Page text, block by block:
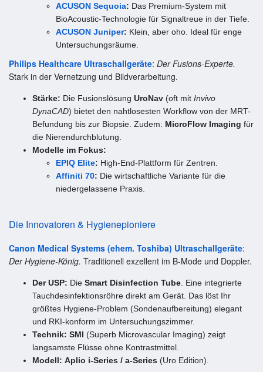
ACUSON Sequoia: Das Premium-System mit
BioAcoustic-Technologie für Signaltreue in der Tiefe.
ACUSON Juniper: Klein, aber oho. Ideal für enge
Untersuchungsräume.
Philips Healthcare Ultraschallgeräte: Der Fusions-Experte.
Stark in der Vernetzung und Bildverarbeitung.
Stärke: Die Fusionslösung UroNav (oft mit Invivo
DynaCAD) bietet den nahtlosesten Workflow von der MRT-
Befundung bis zur Biopsie. Zudem: MicroFlow Imaging für
die Nierendurchblutung.
Modelle im Fokus:
EPIQ Elite: High-End-Plattform für Zentren.
Affiniti 70: Die wirtschaftliche Variante für die
niedergelassene Praxis.
Die Innovatoren & Hygienepioniere
Canon Medical Systems (ehem. Toshiba) Ultraschallgeräte:
Der Hygiene-König. Traditionell exzellent im B-Mode und Doppler.
Der USP: Die Smart Disinfection Tube . Eine integrierte
Tauchdesinfektionsröhre direkt am Gerät. Das löst Ihr
größtes Hygiene-Problem (Sondenaufbereitung) elegant
und RKI-konform im Untersuchungszimmer.
Technik: SMI (Superb Microvascular Imaging) zeigt
langsamste Flüsse ohne Kontrastmittel.
Modell: Aplio i-Series / a-Series (Uro Edition).